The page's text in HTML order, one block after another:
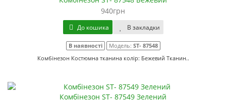
940грн
До кошика В закладки
В наявності Модель: ST- 87548
Комбінезон Костюмна тканина колір: Бежевий Тканин..
Комбінезон ST- 87549 Зелений